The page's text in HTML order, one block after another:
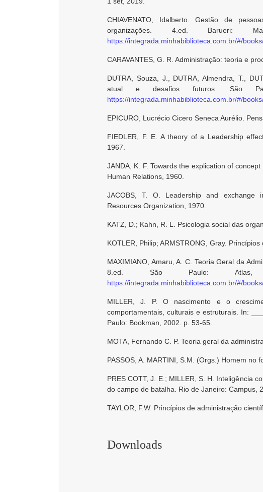
CHIAVENATO, Idalberto. Gestão de
organizações. 4.ed. Barueri:
https://integrada.minhabiblioteca.com.br/#/
CARAVANTES, G. R. Administração: teoria e
DUTRA, Souza, J., DUTRA, Almendra, T.,
atual e desafios futuros. São
https://integrada.minhabiblioteca.com.br/#/
EPICURO, Lucrécio Cicero Seneca Aurélio.
FIEDLER, F. E. A theory of a Leadership
1967.
JANDA, K. F. Towards the explication of
Human Relations, 1960.
JACOBS, T. O. Leadership and exchange
Resources Organization, 1970.
KATZ, D.; Kahn, R. L. Psicologia social das
KOTLER, Philip; ARMSTRONG, Gray.
MAXIMIANO, Amaru, A. C. Teoria Geral da
8.ed. São Paulo:
https://integrada.minhabiblioteca.com.br/#/
MILLER, J. P. O nascimento e o
comportamentais, culturais e estruturais. In:
Paulo: Bookman, 2002. p. 53-65.
MOTA, Fernando C. P. Teoria geral da
PASSOS, A. MARTINI, S.M. (Orgs.) Homem no
PRES COTT, J. E.; MILLER, S. H. Inteligência
do campo de batalha. Rio de Janeiro: Campus,
TAYLOR, F.W. Princípios de administração
Downloads